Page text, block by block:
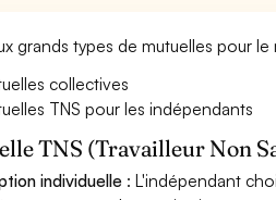
grands types de mutuelles pour
collectives
TNS pour les indépendants
TNS (Travailleur Non
individuelle : L'indépendant